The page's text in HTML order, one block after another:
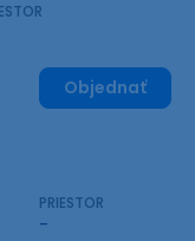
Objednať
PRIESTOR
-